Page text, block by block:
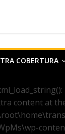
COBERTURA
content at